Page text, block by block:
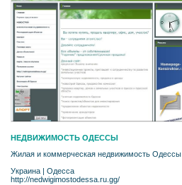
НЕДВИЖИМОСТЬ ОДЕССЫ
Жилая и коммерческая недвижимость Одессы
Украина
Одесса
http://nedwigimostodessa.ru.gg/